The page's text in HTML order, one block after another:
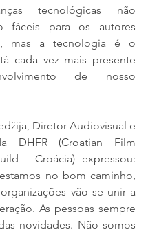
tecnológicas não
fáceis para os autores
mas a tecnologia é o
cada vez mais presente
de nosso
Diretor Audiovisual e
DHFR (Croatian Film
- Croácia) expressou:
no bom caminho,
vão se unir a
As pessoas sempre
novidades. Não somos